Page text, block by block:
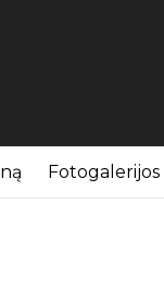
Fotogalerijos